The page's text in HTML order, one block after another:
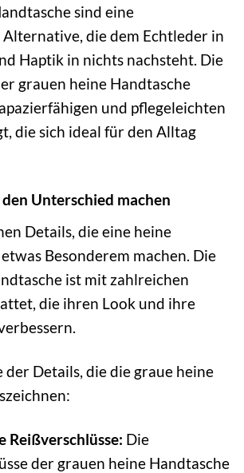
sind eine
die dem Echtleder in
Haptik in nichts nachsteht. Die
grauen heine Handtasche
und pflegeleichten
die sich ideal für den Alltag
Unterschied machen
Details, die eine heine
Besonderem machen. Die
ist mit zahlreichen
die ihren Look und ihre
der Details, die die graue heine
Reißverschlüsse: Die
der grauen heine Handtasche